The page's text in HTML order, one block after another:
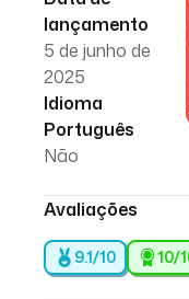
lançamento
5 de junho de
2025
Idioma
Português
Não
Avaliações
9.1/10 10/